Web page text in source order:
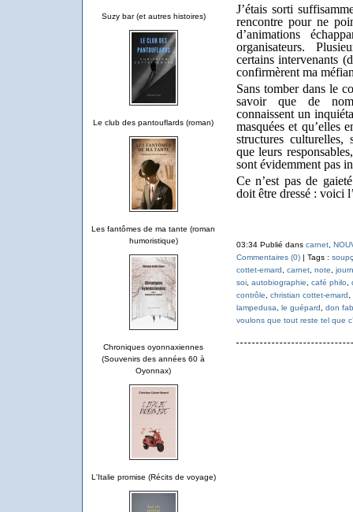
Suzy bar (et autres histoires)
Le club des pantouflards (roman)
Les fantômes de ma tante (roman
humoristique)
Chroniques oyonnaxiennes
(Souvenirs des années 60 à
Oyonnax)
L'Italie promise (Récits de voyage)
J’étais sorti
rencontre pour ne
d’animations
organisateurs.
certains intervenants
confirmèrent ma
Sans tomber dans le
savoir que de
connaissent un
masquées et qu’elles
structures culturelles,
que leurs
sont évidemment pas
Ce n’est pas de
doit être dressé : voici
03:34 Publié dans carnet,
Commentaires (0)| Tags :
cottet-emard
carnet, note
soi, autobiographie café philo
contrôle
christian cottet-emard
lampedusa
le guépard
don
voulons que tout reste tel que